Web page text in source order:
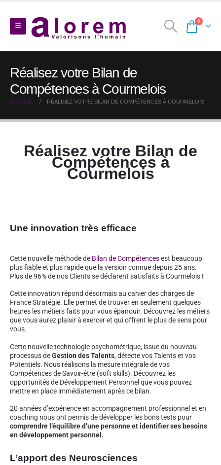
0
Réalisez votre Bilan de
Compétences à Courmelois
ACCUEIL RÉALISEZ VOTRE BILAN DE COMPÉTENCES À COURMELOIS
Réalisez votre Bilan de
Compétences à
Courmelois
Une innovation très efficace
Cette nouvelle méthode de Bilan de Compétencesest beaucoup
plus fiable et plus rapide que la version connue depuis 25 ans.
Plus de 96% de nos Clients se déclarent satisfaits à Courmelois !
Cette innovation répond désormais au cahier des charges de
France Stratégie. Elle permet de trouver en seulement quelques
heures les métiers faits pour vous épanouir. Découvrez les métiers
que vous aurez plaisir à exercer et qui offrent le plus de sens pour
vous.
Cette nouvelle technologie psychométrique, issue du nouveau
processus deGestion des Talents, détecte vos Talents et vos
Potentiels. Nous réalisons la mesure intégrale de vos
Compétences de Savoir-être (soft skills). Découvrez les
opportunités de Développement Personnel que vous pouvez
mettre en place immédiatement après ce bilan.
20 années d’expérience en accompagnement professionnel et en
coaching nous ont permis de développer les bons tests pour
comprendre l’équilibre d’une personne et identifier ses besoins
en développement personnel.
L’apport des Neurosciences